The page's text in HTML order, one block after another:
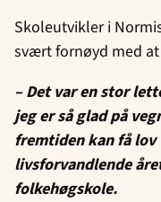
Skoleutvikler i
svært fornøyd med
– Det var en stor
jeg er så glad på
fremtiden kan få
livsforvandlende
folkehøgskole.